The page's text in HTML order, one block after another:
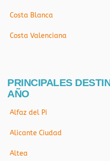
Costa Blanca
Costa Valenciana
PRINCIPALES
AÑO
Alfaz del Pi
Alicante Ciudad
Altea